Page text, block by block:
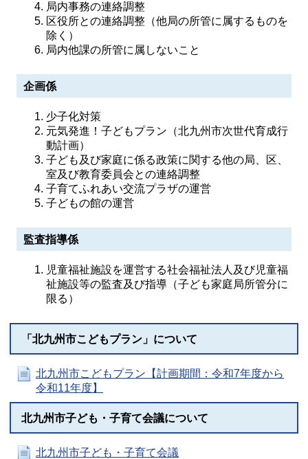
局内事務の連絡調整
区役所との連絡調整（他局の所管に属するものを
除く）
局内他課の所管に属しないこと
企画係
少子化対策
元気発進！子どもプラン（北九州市次世代育成行
動計画）
子ども及び家庭に係る政策に関する他の局、区、
室及び教育委員会との連絡調整
子育てふれあい交流プラザの運営
子どもの館の運営
監査指導係
児童福祉施設を運営する社会福祉法人及び児童福
祉施設等の監査及び指導（子ども家庭局所管分に
限る）
「北九州市こどもプラン」について
北九州市こどもプラン【計画期間：令和7年度から
令和11年度】
北九州市子ども・子育て会議について
北九州市子ども・子育て会議